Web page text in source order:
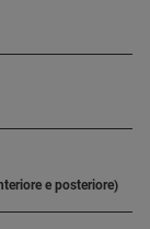
e posteriore)